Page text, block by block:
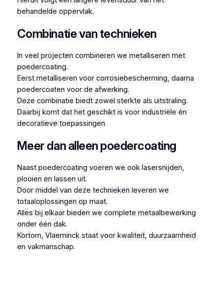
behandelde oppervlak.
Combinatie van technieken
In veel projecten combineren we metalliseren met
poedercoating.
Eerst metalliseren voor corrosiebescherming, daarna
poedercoaten voor de afwerking.
Deze combinatie biedt zowel sterkte als uitstraling.
Daarbij komt dat het geschikt is voor industriële én
decoratieve toepassingen.
Meer dan alleen poedercoating
Naast poedercoating voeren we ook lasersnijden,
plooien en lassen uit.
Door middel van deze technieken leveren we
totaaloplossingen op maat.
Alles bij elkaar bieden we complete metaalbewerking
onder één dak.
Kortom, Vlaeminck staat voor kwaliteit, duurzaamheid
en vakmanschap.